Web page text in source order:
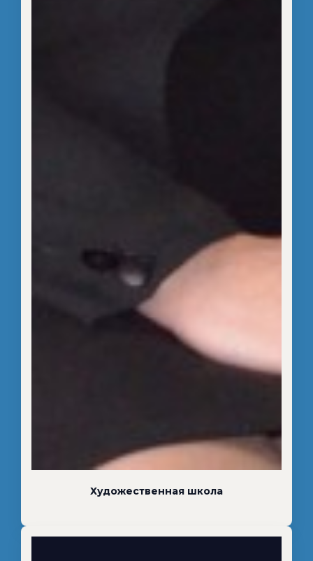
Художественная школа